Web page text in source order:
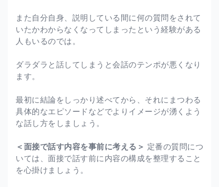
また自分自身、説明している間に何の質問をされて
いたかわからなくなってしまったという経験がある
人もいるのでは。
ダラダラと話してしまうと会話のテンポが悪くなり
ます。
最初に結論をしっかり述べてから、それにまつわる
具体的なエピソードなどでよりイメージが湧くよう
な話し方をしましょう。
＜面接で話す内容を事前に考える＞ 定番の質問につ
いては、面接で話す前に内容の構成を整理すること
を心掛けましょう。